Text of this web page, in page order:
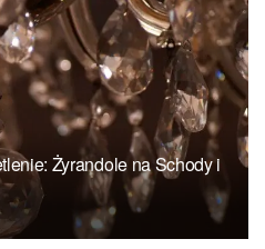
Żyrandole na Schody i